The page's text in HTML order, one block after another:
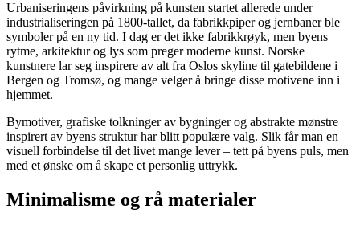
Urbaniseringens påvirkning på kunsten startet allerede under
industrialiseringen på 1800-tallet, da fabrikkpiper og jernbaner ble
symboler på en ny tid. I dag er det ikke fabrikkrøyk, men byens
rytme, arkitektur og lys som preger moderne kunst. Norske
kunstnere lar seg inspirere av alt fra Oslos skyline til gatebildene i
Bergen og Tromsø, og mange velger å bringe disse motivene inn i
hjemmet.
Bymotiver, grafiske tolkninger av bygninger og abstrakte mønstre
inspirert av byens struktur har blitt populære valg. Slik får man en
visuell forbindelse til det livet mange lever – tett på byens puls, men
med et ønske om å skape et personlig uttrykk.
Minimalisme og rå materialer